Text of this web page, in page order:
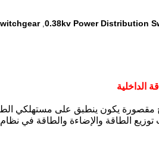
0.38kv Power Distribution
,
يكون ينطبق على مستهلكي